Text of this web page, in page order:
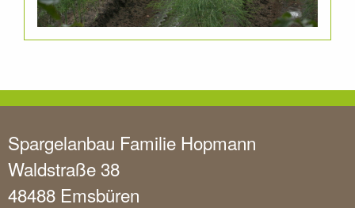
Spargelanbau Familie Hopmann
Waldstraße 38
48488 Emsbüren